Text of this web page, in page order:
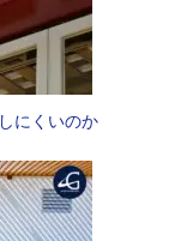
にくいのか